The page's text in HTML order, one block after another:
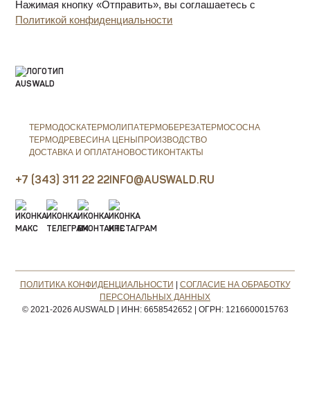
Нажимая кнопку «Отправить», вы соглашаетесь с
Политикой конфиденциальности
ТЕРМОДОСКАТЕРМОЛИПАТЕРМОБЕРЕЗАТЕРМОСОСНА
ТЕРМОДРЕВЕСИНА ЦЕНЫ ПРОИЗВОДСТВО
ДОСТАВКА И ОПЛАТАНОВОСТИ КОНТАКТЫ
+7 (343) 311 22 22 INFO@AUSWALD.RU
ПОЛИТИКА КОНФИДЕНЦИАЛЬНОСТИ
СОГЛАСИЕ НА ОБРАБОТКУ
ПЕРСОНАЛЬНЫХ ДАННЫХ
© 2021-2026 AUSWALD
ИНН: 6658542652 ОГРН: 1216600015763